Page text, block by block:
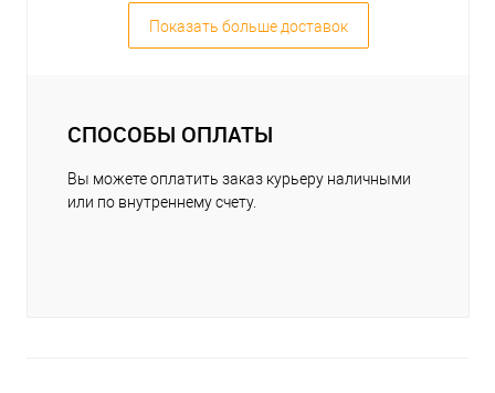
Показать больше доставок
СПОСОБЫ ОПЛАТЫ
Вы можете оплатить заказ курьеру наличными
или по внутреннему счету.